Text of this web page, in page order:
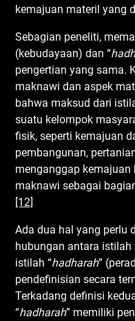
kemajuan materil yang
Sebagian peneliti,
(kebudayaan) dan “
pengertian yang sama.
maknawi dan aspek
bahwa maksud dari
suatu kelompok
fisik, seperti kemajuan
pembangunan,
menganggap
maknawi sebagai
[12]
Ada dua hal yang perlu
hubungan antara istilah
istilah “hadharah”
pendefinisian secara
Terkadang definisi
“hadharah” memiliki